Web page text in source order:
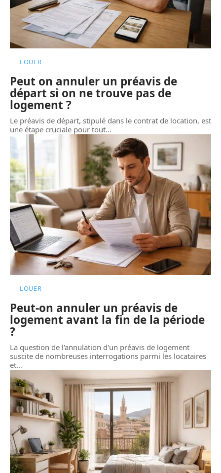
LOUER
Peut on annuler un préavis de
départ si on ne trouve pas de
logement ?
Le préavis de départ, stipulé dans le contrat de location, est
une étape cruciale pour tout…
LOUER
Peut-on annuler un préavis de
logement avant la fin de la période
?
La question de l'annulation d'un préavis de logement
suscite de nombreuses interrogations parmi les locataires
et…